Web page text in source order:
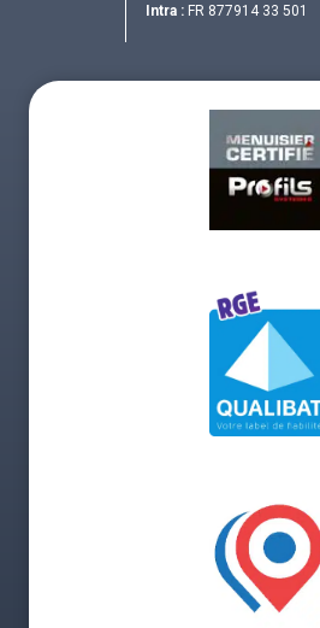
Intra : FR 877914 33 501